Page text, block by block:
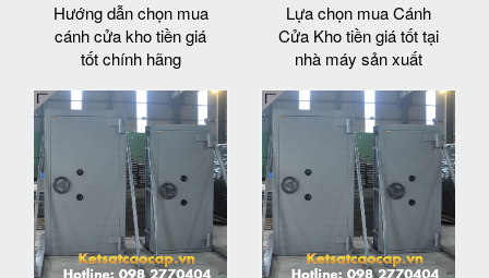
Hướng dẫn chọn mua
cánh cửa kho tiền giá
tốt chính hãng
Lựa chọn mua Cánh
Cửa Kho tiền giá tốt tại
nhà máy sản xuất